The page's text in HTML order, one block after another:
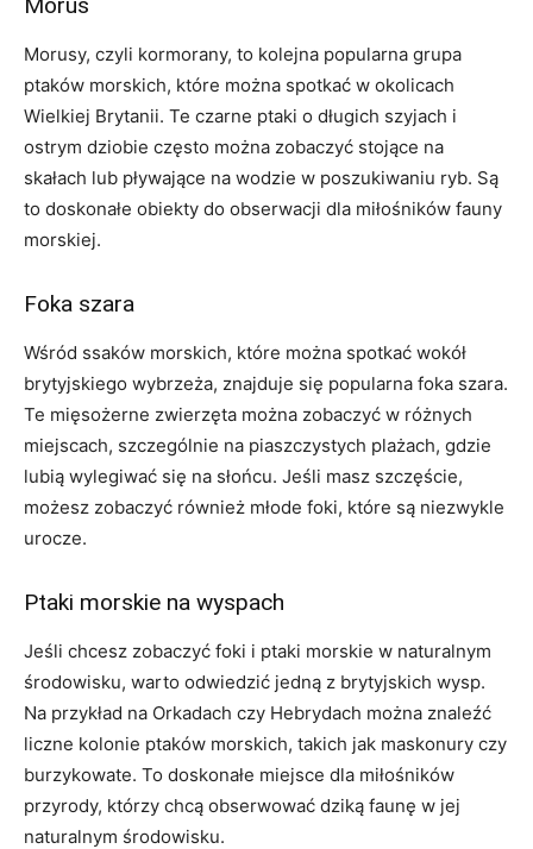
Morusy, czyli kormorany, to kolejna popularna grupa
ptaków morskich, które można ⁢spotkać w okolicach​
Wielkiej Brytanii. Te czarne ptaki o długich szyjach i
ostrym dziobie często można zobaczyć stojące na
skałach lub pływające na wodzie w poszukiwaniu ‍ryb. Są
⁣to doskonałe obiekty do ​obserwacji dla miłośników fauny
morskiej.
Foka szara
Wśród ⁤ssaków morskich, które można spotkać wokół
brytyjskiego wybrzeża, znajduje się popularna ⁣foka szara.
Te‌ mięsożerne zwierzęta można zobaczyć ‌w różnych
miejscach,⁤ szczególnie‌ na piaszczystych plażach, gdzie
lubią wylegiwać ​się na słońcu. Jeśli masz szczęście,
możesz⁤ zobaczyć również młode foki, które⁣ są niezwykle
urocze.
Ptaki⁣ morskie na wyspach
Jeśli​ chcesz ⁢zobaczyć foki i⁢ ptaki morskie w naturalnym‌
środowisku, warto odwiedzić jedną z brytyjskich wysp.
Na przykład na Orkadach czy ‌Hebrydach można znaleźć
liczne kolonie ptaków ⁤morskich, takich jak ⁢maskonury czy
burzykowate. To doskonałe miejsce dla miłośników ​
przyrody, ‌którzy⁣ chcą obserwować dziką faunę w jej
‌naturalnym⁢ środowisku.